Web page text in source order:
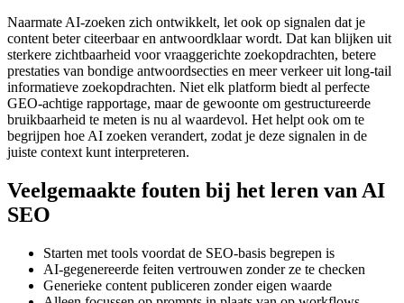
Naarmate AI-zoeken zich ontwikkelt, let ook op signalen dat je
content beter citeerbaar en antwoordklaar wordt. Dat kan blijken uit
sterkere zichtbaarheid voor vraaggerichte zoekopdrachten, betere
prestaties van bondige antwoordsecties en meer verkeer uit long-tail
informatieve zoekopdrachten. Niet elk platform biedt al perfecte
GEO-achtige rapportage, maar de gewoonte om gestructureerde
bruikbaarheid te meten is nu al waardevol. Het helpt ook om te
begrijpen hoe AI zoeken verandert, zodat je deze signalen in de
juiste context kunt interpreteren.
Veelgemaakte fouten bij het leren van AI
SEO
Starten met tools voordat de SEO-basis begrepen is
AI-gegenereerde feiten vertrouwen zonder ze te checken
Generieke content publiceren zonder eigen waarde